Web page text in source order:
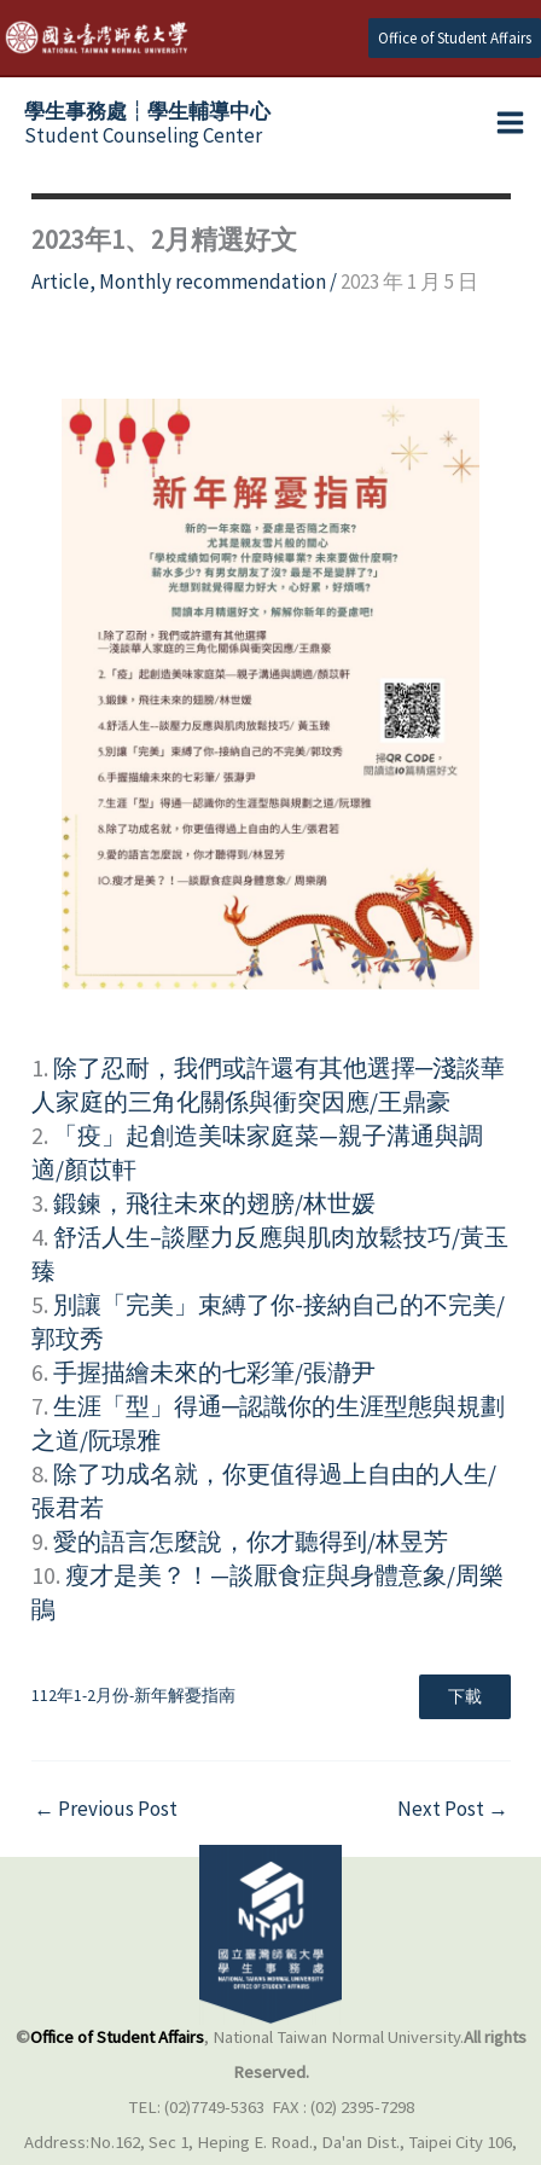
Skip
to
content
Office of Student Affairs
學生事務處┆學生輔導中心
Student Counseling Center
2023年1、2月精選好文
Article, Monthly recommendation/2023 年 1 月 5 日
1. 除了忍耐，我們或許還有其他選擇─淺談華
人家庭的三角化關係與衝突因應/王鼎豪
2.
「疫」起創造美味家庭菜—親子溝通與調
適/顏苡軒
3. 鍛鍊，飛往未來的翅膀/林世媛
4. 舒活人生–談壓力反應與肌肉放鬆技巧/黃玉
臻
5. 別讓「完美」束縛了你-接納自己的不完美/
郭玟秀
6. 手握描繪未來的七彩筆/張瀞尹
7. 生涯「型」得通─認識你的生涯型態與規劃
之道/阮璟雅
8. 除了功成名就，你更值得過上自由的人生/
張君若
9. 愛的語言怎麼說，你才聽得到/林昱芳
10. 瘦才是美？！—談厭食症與身體意象/周樂
鵑
112年1-2月份-新年解憂指南 下載
← Previous Post Next Post →
©Office of Student Affairs, National Taiwan Normal University.All rights
Reserved.
TEL: (02)7749-5363 FAX : (02) 2395-7298
Address:No.162, Sec 1, Heping E. Road., Da'an Dist., Taipei City 106,